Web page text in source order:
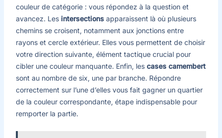
couleur de catégorie : vous répondez à la question et
avancez. Les intersectionsapparaissent là où plusieurs
chemins se croisent, notamment aux jonctions entre
rayons et cercle extérieur. Elles vous permettent de choisir
votre direction suivante, élément tactique crucial pour
cibler une couleur manquante. Enfin, les cases camembert
sont au nombre de six, une par branche. Répondre
correctement sur l’une d’elles vous fait gagner un quartier
de la couleur correspondante, étape indispensable pour
remporter la partie.